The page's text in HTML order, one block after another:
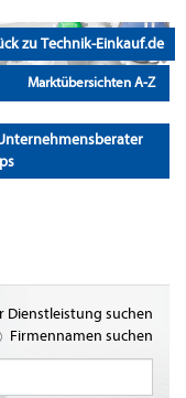
zu Technik-Einkauf.de
Marktübersichten A-Z
Dienstleistung suchen
Firmennamen suchen